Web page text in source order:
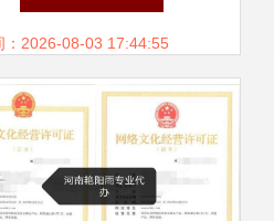
理赋能
：2026-08-03 17:44:55